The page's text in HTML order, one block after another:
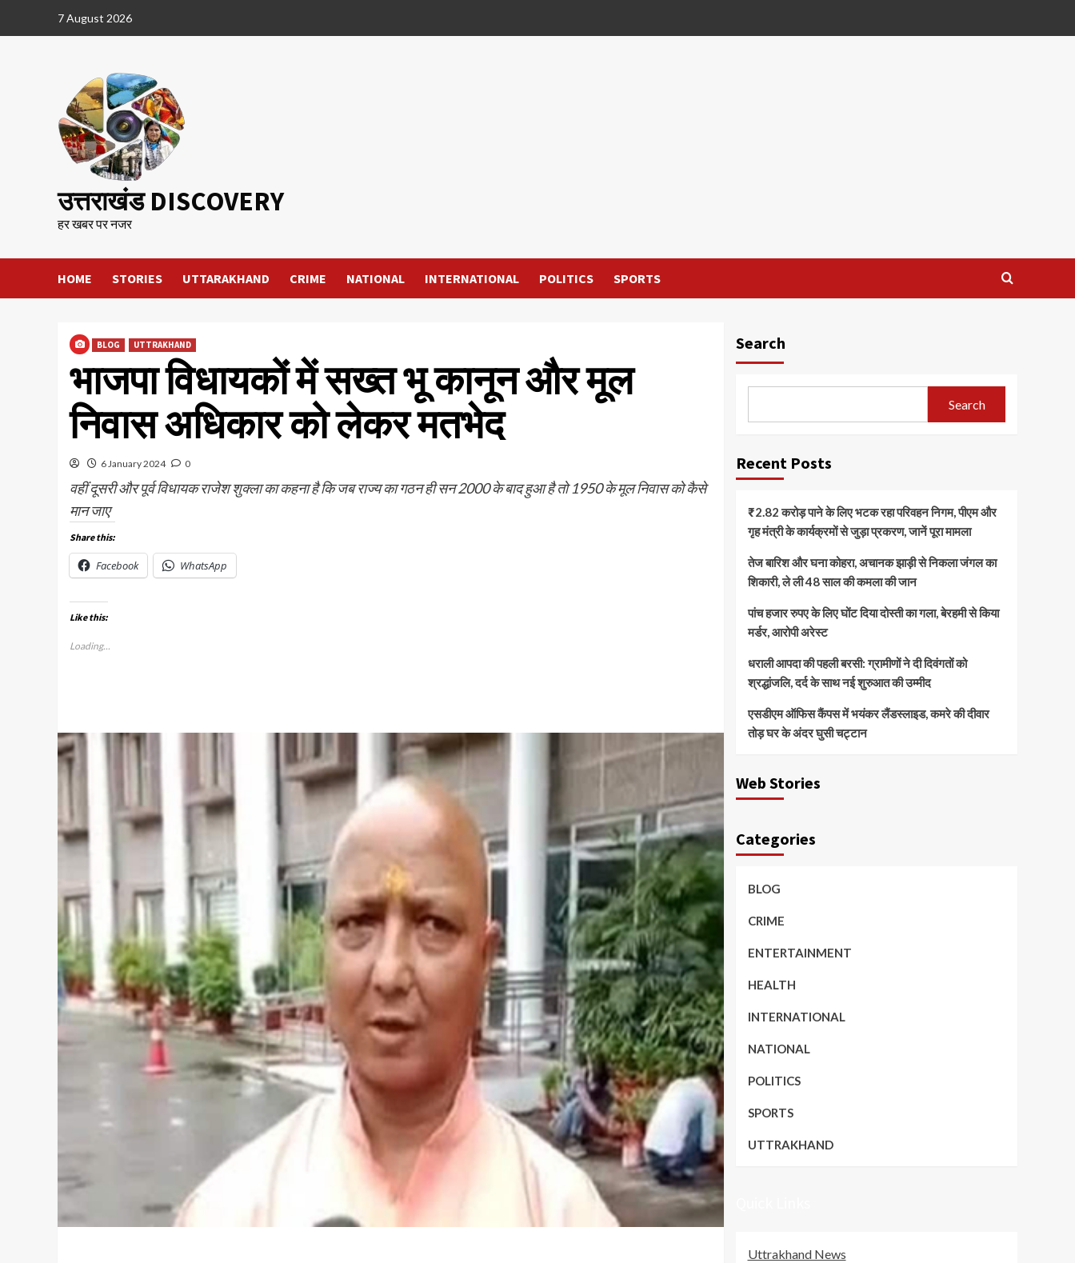
7 August 2026
उत्तराखंड DISCOVERY
हर खबर पर नजर
HOME STORIES UTTARAKHAND CRIME NATIONAL INTERNATIONAL POLITICS SPORTS
BLOG UTTRAKHAND
भाजपा विधायकों में सख्त भू कानून और मूल
निवास अधिकार को लेकर मतभेद
6 January 2024 0
वहीं दूसरी और पूर्व विधायक राजेश शुक्ला का कहना है कि जब राज्य का गठन ही सन 2000 के बाद हुआ है तो 1950 के मूल निवास को कैसे
मान जाए
Share this:
Facebook WhatsApp
Like this:
Loading...
Search
Search
Recent Posts
₹2.82 करोड़ पाने के लिए भटक रहा परिवहन निगम, पीएम और
गृह मंत्री के कार्यक्रमों से जुड़ा प्रकरण, जानें पूरा मामला
तेज बारिश और घना कोहरा, अचानक झाड़ी से निकला जंगल का
शिकारी, ले ली 48 साल की कमला की जान
पांच हजार रुपए के लिए घोंट दिया दोस्ती का गला, बेरहमी से किया
मर्डर, आरोपी अरेस्ट
धराली आपदा की पहली बरसी: ग्रामीणों ने दी दिवंगतों को
श्रद्धांजलि, दर्द के साथ नई शुरुआत की उम्मीद
एसडीएम ऑफिस कैंपस में भयंकर लैंडस्लाइड, कमरे की दीवार
तोड़ घर के अंदर घुसी चट्टान
Web Stories
Categories
BLOG
CRIME
ENTERTAINMENT
HEALTH
INTERNATIONAL
NATIONAL
POLITICS
SPORTS
UTTRAKHAND
Uttrakhand News